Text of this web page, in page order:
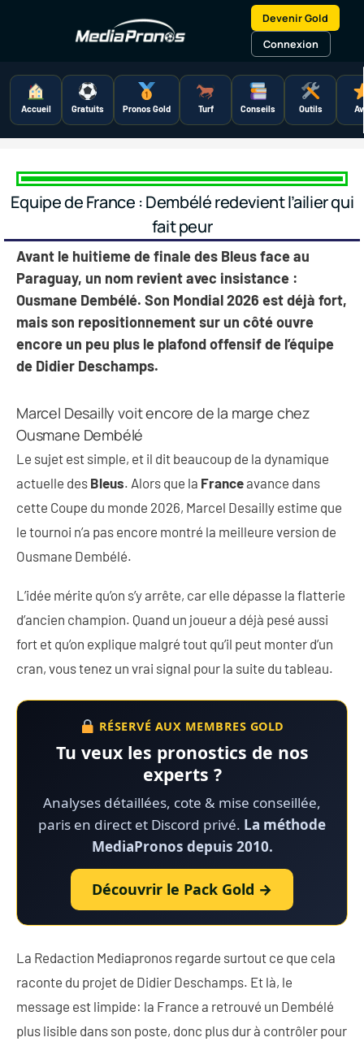
Devenir Gold
Connexion
Accueil Gratuits Pronos Gold Turf Conseils Outils
Equipe de France : Dembélé redevient l’ailier qui
fait peur
Avant le huitieme de finale des Bleus face au
Paraguay, un nom revient avec insistance :
Ousmane Dembélé. Son Mondial 2026 est déjà fort,
mais son repositionnement sur un côté ouvre
encore un peu plus le plafond offensif de l’équipe
de Didier Deschamps.
Marcel Desailly voit encore de la marge chez
Ousmane Dembélé
Le sujet est simple, et il dit beaucoup de la dynamique
actuelle des Bleus. Alors que la Franceavance dans
cette Coupe du monde 2026, Marcel Desailly estime que
le tournoi n’a pas encore montré la meilleure version de
Ousmane Dembélé.
L’idée mérite qu’on s’y arrête, car elle dépasse la flatterie
d’ancien champion. Quand un joueur a déjà pesé aussi
fort et qu’on explique malgré tout qu’il peut monter d’un
cran, vous tenez un vrai signal pour la suite du tableau.
RÉSERVÉ AUX MEMBRES GOLD
Tu veux les pronostics de nos
experts ?
Analyses détaillées, cote & mise conseillée,
paris en direct et Discord privé. La méthode
MediaPronos depuis 2010.
Découvrir le Pack Gold →
La Redaction Mediapronos regarde surtout ce que cela
raconte du projet de Didier Deschamps. Et là, le
message est limpide: la France a retrouvé un Dembélé
plus lisible dans son poste, donc plus dur à contrôler pour